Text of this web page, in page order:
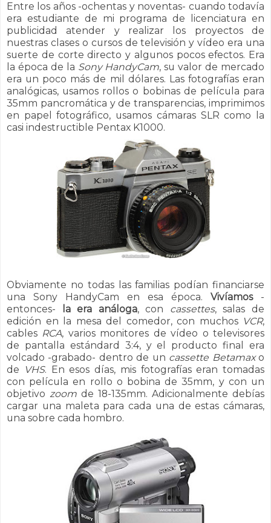
Entre los años -ochentas y noventas- cuando todavía
era estudiante de mi programa de licenciatura en
publicidad atender y realizar los proyectos de
nuestras clases o cursos de televisión y vídeo era una
suerte de corte directo y algunos pocos efectos. Era
la época de la Sony HandyCam, su valor de mercado
era un poco más de mil dólares. Las fotografías eran
analógicas, usamos rollos o bobinas de película para
35mm pancromática y de transparencias, imprimimos
en papel fotográfico, usamos cámaras SLR como la
casi indestructible Pentax K1000.
Obviamente no todas las familias podían financiarse
una Sony HandyCam en esa época. Vivíamos-
entonces-
la era análoga, con cassettes, salas de
edición en la mesa del comedor, con muchos VCR,
cables RCA, varios monitores de vídeo o televisores
de pantalla estándard 3:4, y el producto final era
volcado -grabado- dentro de un cassette Betamaxo
de
VHS. En esos días, mis fotografías eran tomadas
con película en rollo o bobina de 35mm, y con un
objetivo zoom de 18-135mm. Adicionalmente debías
cargar una maleta para cada una de estas cámaras,
una sobre cada hombro.